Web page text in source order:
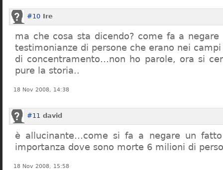
#10 Ire
ma che cosa sta dicendo? come fa a
testimonianze di persone che erano nei campi
di concentramento…non ho parole, ora si
pure la storia..
18 Nov 2008, 14:38
#11 david
è allucinante…come si fa a negare un
importanza dove sono morte 6 milioni di
18 Nov 2008, 15:58